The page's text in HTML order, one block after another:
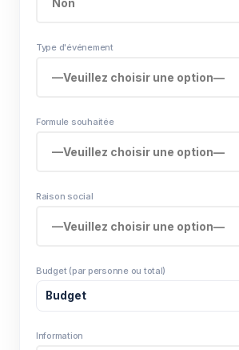
Type d'événement
Formule souhaitée
Raison social
Budget (par personne ou total)
Information